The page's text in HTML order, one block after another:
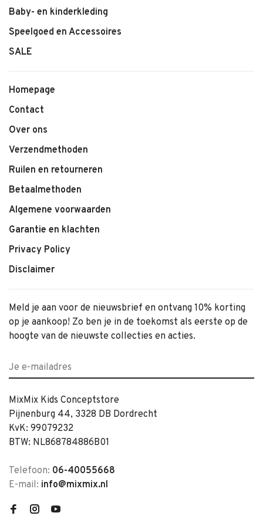
Baby- en kinderkleding
Speelgoed en Accessoires
SALE
Homepage
Contact
Over ons
Verzendmethoden
Ruilen en retourneren
Betaalmethoden
Algemene voorwaarden
Garantie en klachten
Privacy Policy
Disclaimer
Meld je aan voor de nieuwsbrief en ontvang 10% korting
op je aankoop! Zo ben je in de toekomst als eerste op de
hoogte van de nieuwste collecties en acties.
MixMix Kids Conceptstore
Pijnenburg 44, 3328 DB Dordrecht
KvK: 99079232
BTW: NL868784886B01
Telefoon: 06-40055668
E-mail: info@mixmix.nl